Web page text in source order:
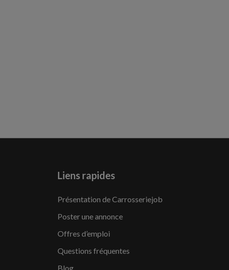
Liens rapides
Présentation de Carrosseriejob
Poster une annonce
Offres d’emploi
Questions fréquentes
Blog